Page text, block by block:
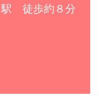
駅 徒歩約８分